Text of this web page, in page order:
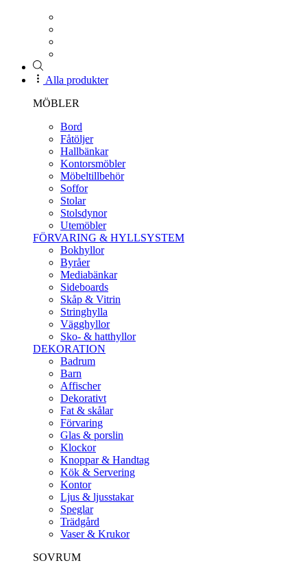
Alla produkter
MÖBLER
Bord
Fåtöljer
Hallbänkar
Kontorsmöbler
Möbeltillbehör
Soffor
Stolar
Stolsdynor
Utemöbler
FÖRVARING & HYLLSYSTEM
Bokhyllor
Byråer
Mediabänkar
Sideboards
Skåp & Vitrin
Stringhylla
Vägghyllor
Sko- & hatthyllor
DEKORATION
Badrum
Barn
Affischer
Dekorativt
Fat & skålar
Förvaring
Glas & porslin
Klockor
Knoppar & Handtag
Kök & Servering
Kontor
Ljus & ljusstakar
Speglar
Trädgård
Vaser & Krukor
SOVRUM